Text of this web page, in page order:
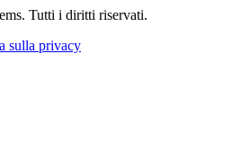
Tutti i diritti riservati.
sulla privacy